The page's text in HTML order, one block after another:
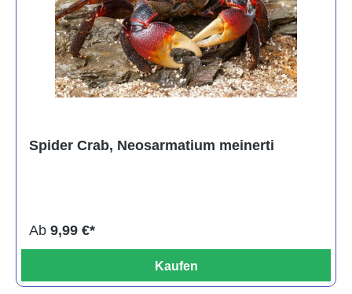
Spider Crab, Neosarmatium meinerti
Ab 9,99 €*
Kaufen